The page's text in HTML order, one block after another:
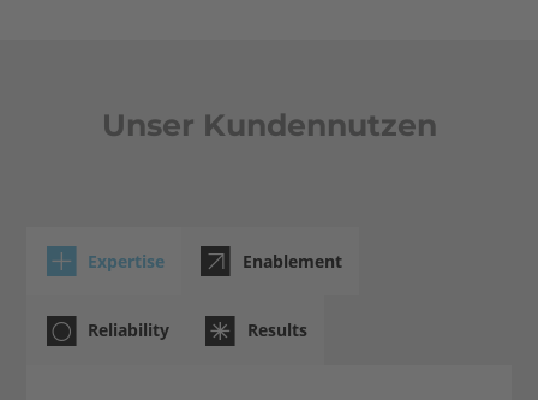
Unser Kundennutzen
Expertise Enablement
Reliability Results